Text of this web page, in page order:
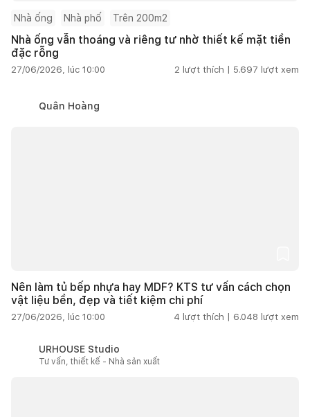
Nhà ống Nhà phố Trên 200m2
Nhà ống vẫn thoáng và riêng tư nhờ thiết kế mặt tiền
đặc rỗng
27/06/2026, lúc 10:00 2 lượt thích | 5.697 lượt xem
Quân Hoàng
Nên làm tủ bếp nhựa hay MDF? KTS tư vấn cách chọn
vật liệu bền, đẹp và tiết kiệm chi phí
27/06/2026, lúc 10:00 4 lượt thích | 6.048 lượt xem
URHOUSE Studio
Tư vấn, thiết kế - Nhà sản xuất